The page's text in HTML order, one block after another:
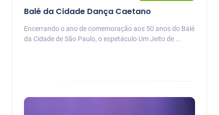
Balé da Cidade Dança Caetano
Encerrando o ano de comemoração aos 50 anos do Balé
da Cidade de São Paulo, o espetáculo Um Jeito de ...